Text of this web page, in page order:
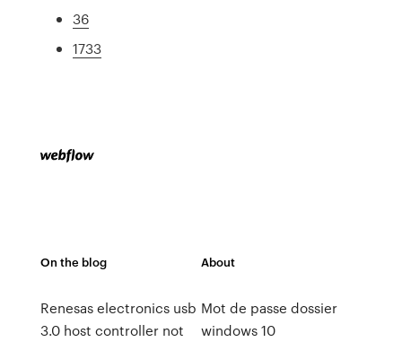
36
1733
On the blog
Renesas electronics usb
3.0 host controller not
About
Mot de passe dossier
windows 10